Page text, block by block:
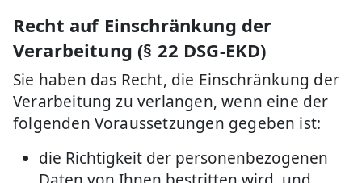
Recht auf Einschränkung der
Verarbeitung (§ 22 DSG-EKD)
Sie haben das Recht, die Einschränkung der
Verarbeitung zu verlangen, wenn eine der
folgenden Voraussetzungen gegeben ist:
die Richtigkeit der personenbezogenen